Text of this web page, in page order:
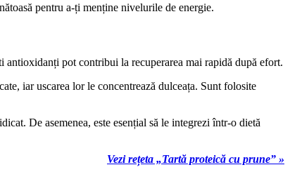
pentru a-ți menține nivelurile de energie.
pot contribui la recuperarea mai rapidă după efort.
iar uscarea lor le concentrează dulceața. Sunt folosite
De asemenea, este esențial să le integrezi într-o dietă
Vezi rețeta „Tartă proteică cu prune” »